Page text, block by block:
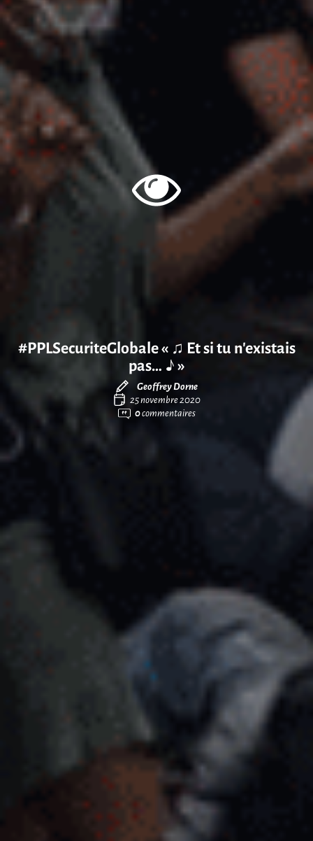
#PPLSecuriteGlobale « ♫ Et si tu n’existais
pas… ♪ »
Geoffrey Dorne
25 novembre 2020
0commentaires